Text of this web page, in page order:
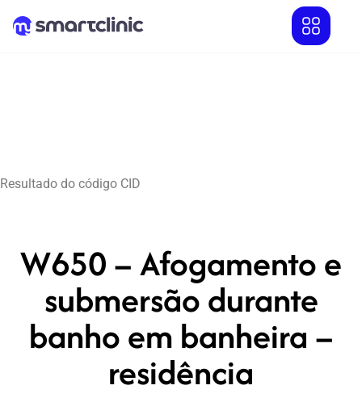
Resultado do código CID
W650 – Afogamento e
submersão durante
banho em banheira –
residência